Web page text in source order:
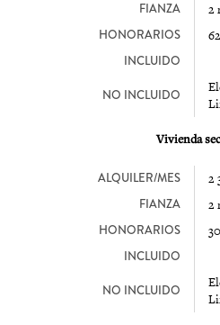
FIANZA 2
HONORARIOS
INCLUIDO
NO INCLUIDO
Vivienda
ALQUILER/MES 2
FIANZA 2
HONORARIOS
INCLUIDO
NO INCLUIDO